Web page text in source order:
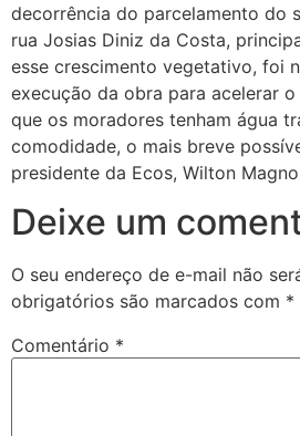
decorrência do parcelamento do
rua Josias Diniz da Costa,
esse crescimento vegetativo, foi
execução da obra para acelerar
que os moradores tenham água
comodidade, o mais breve
presidente da Ecos, Wilton
Deixe um
O seu endereço de e-mail não
obrigatórios são marcados com *
Comentário *